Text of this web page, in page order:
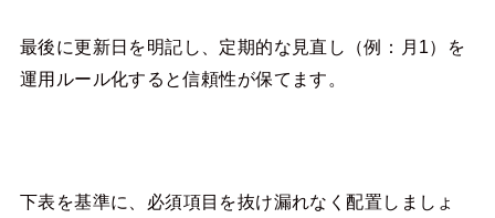
最後に更新日を明記し、定期的な見直し（例：月1）を
運用ルール化すると信頼性が保てます。
下表を基準に、必須項目を抜け漏れなく配置しましょ